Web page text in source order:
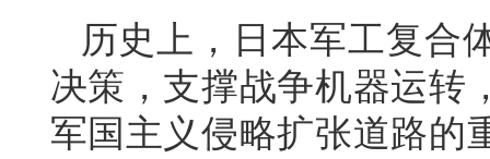
历史上，日本军工复合
决策，支撑战争机器运转
军国主义侵略扩张道路的